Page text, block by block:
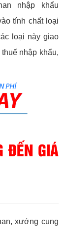
nhập khẩu
tính chất loại
loại này giao
nhập khẩu,
ĐẾN GIÁ
xưởng cung